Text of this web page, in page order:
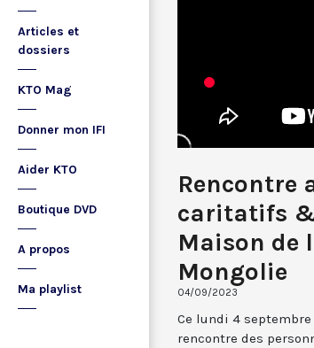
Articles et
dossiers
KTO Mag
Donner mon IFI
Aider KTO
Boutique DVD
A propos
Ma playlist
Rencontre
caritatifs
Maison de
Mongolie
04/09/2023
Ce lundi 4 septembre
rencontre des